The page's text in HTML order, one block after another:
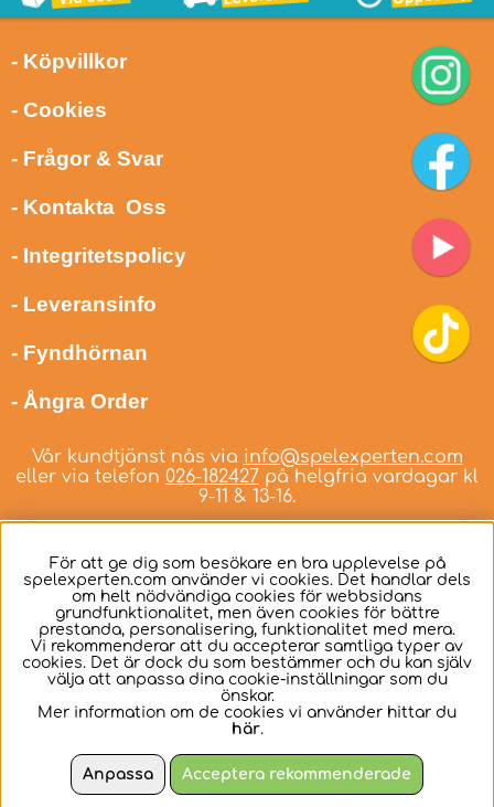
- Köpvillkor
- Cookies
- Frågor & Svar
- Kontakta Oss
- Integritetspolicy
- Leveransinfo
- Fyndhörnan
- Ångra Order
Vår kundtjänst nås via info@spelexperten.com
eller via telefon 026-182427 på helgfria vardagar kl
9-11 & 13-16.
Svenska
För att ge dig som besökare en bra upplevelse på
spelexperten.com använder vi cookies. Det handlar dels
om helt nödvändiga cookies för webbsidans
grundfunktionalitet, men även cookies för bättre
prestanda, personalisering, funktionalitet med mera.
Vi rekommenderar att du accepterar samtliga typer av
cookies. Det är dock du som bestämmer och du kan själv
välja att anpassa dina cookie-inställningar som du
önskar.
Mer information om de cookies vi använder hittar du
här.
Anpassa Acceptera rekommenderade